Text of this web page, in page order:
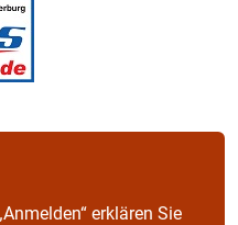
erklären Sie